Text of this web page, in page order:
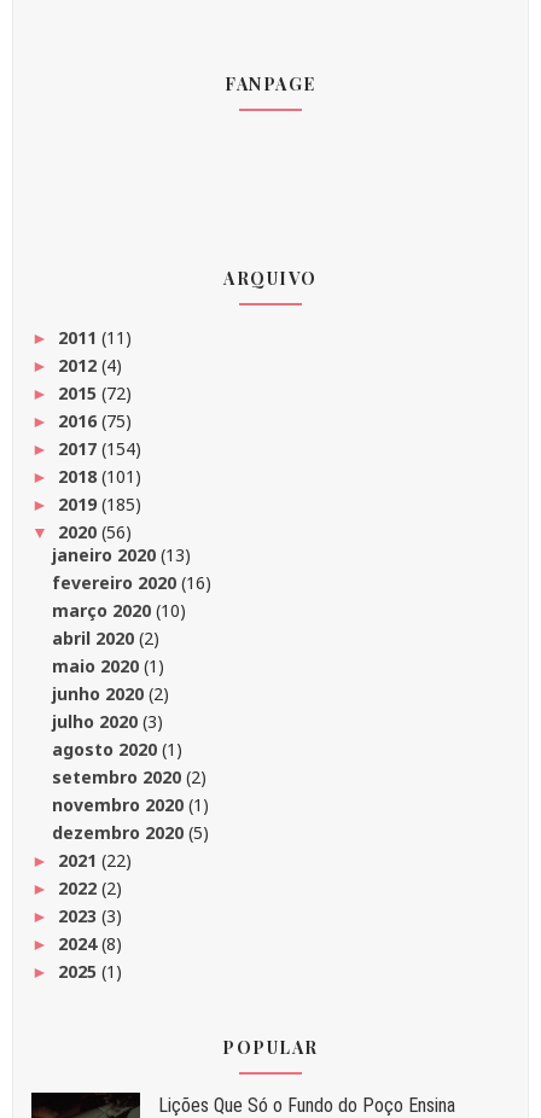
FANPAGE
ARQUIVO
► 2011 (11)
► 2012 (4)
► 2015 (72)
► 2016(75)
► 2017 (154)
► 2018 (101)
► 2019(185)
▼ 2020 (56)
janeiro 2020 (13)
fevereiro 2020 (16)
março 2020 (10)
abril 2020 (2)
maio 2020 (1)
junho 2020 (2)
julho 2020 (3)
agosto 2020 (1)
setembro 2020 (2)
novembro 2020 (1)
dezembro 2020 (5)
► 2021 (22)
► 2022 (2)
► 2023 (3)
► 2024(8)
► 2025 (1)
POPULAR
Liç⁠ões Que Só o Fundo do Poço Ensina